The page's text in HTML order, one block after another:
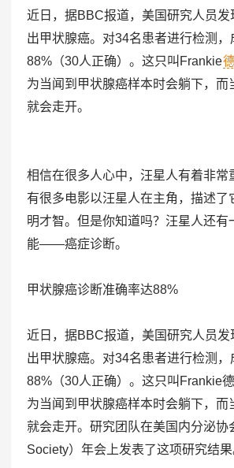
近日，据BBC报道，美国研究人员发
出甲状腺癌。对34名患者进行检测，
88%（30人正确）。这只叫Frankie
为当闻到甲状腺癌样本时会躺下，而
就会走开。
相信在很多人心中，汪星人有着非常
有很多电影以汪星人在主角，描述了
明才智。但是你知道吗？汪星人还有
能——癌症诊断。
甲状腺癌诊断准确率达88%
近日，据BBC报道，美国研究人员发
出甲状腺癌。对34名患者进行检测，
88%（30人正确）。这只叫Frankie
为当闻到甲状腺癌样本时会躺下，而
就会走开。研究团队在美国内分泌协
Society）年会上发表了这项研究结果